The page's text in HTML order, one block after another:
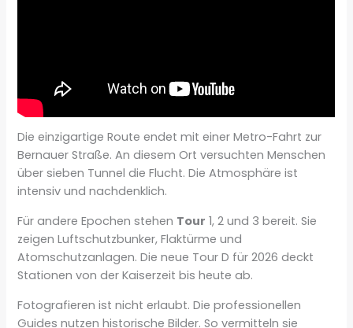
Die einzigartige Route endet mit einer Metro-Fahrt zur
Bernauer Straße. An diesem Ort versuchten Menschen
über sieben Tunnel die Flucht. Die Atmosphäre ist
intensiv und nachdenklich.
Für andere Epochen stehen Tour 1, 2 und 3 bereit. Sie
zeigen Luftschutzbunker, Flaktürme und
Atomschutzanlagen. Die neue Tour D für 2026 deckt
Stationen von der Kaiserzeit bis heute ab.
Fotografieren ist nicht erlaubt. Die professionellen
Guides nutzen historische Bilder. So vermitteln sie